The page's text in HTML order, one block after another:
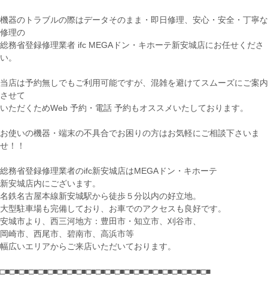
機器のトラブルの際はデータそのまま・即日修理、安心・安全・丁寧な
修理の
総務省登録修理業者 ifc MEGAドン・キホーテ新安城店にお任せくださ
い。
当店は予約無しでもご利用可能ですが、混雑を避けてスムーズにご案内
させて
いただくためWeb 予約・電話 予約もオススメいたしております。
お使いの機器・端末の不具合でお困りの方はお気軽にご相談下さいま
せ！！
総務省登録修理業者のifc新安城店はMEGAドン・キホーテ
新安城店内にございます。
名鉄名古屋本線新安城駅から徒歩５分以内の好立地。
大型駐車場も完備しており、お車でのアクセスも良好です。
安城市より、西三河地方：豊田市・知立市、刈谷市、
岡崎市、西尾市、碧南市、高浜市等
幅広いエリアからご来店いただいております。
□■□■□■□■□■□■□■□■□■□■□■□■□■□■□■□■□■□■□■□■□■□■